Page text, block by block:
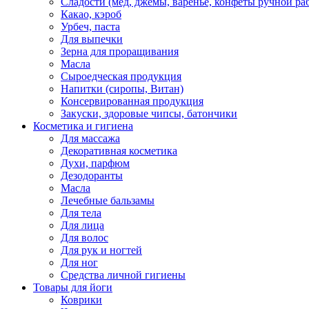
Какао, кэроб
Урбеч, паста
Для выпечки
Зерна для проращивания
Масла
Сыроедческая продукция
Напитки (сиропы, Витан)
Консервированная продукция
Закуски, здоровые чипсы, батончики
Косметика и гигиена
Для массажа
Декоративная косметика
Духи, парфюм
Дезодоранты
Масла
Лечебные бальзамы
Для тела
Для лица
Для волос
Для рук и ногтей
Для ног
Средства личной гигиены
Товары для йоги
Коврики